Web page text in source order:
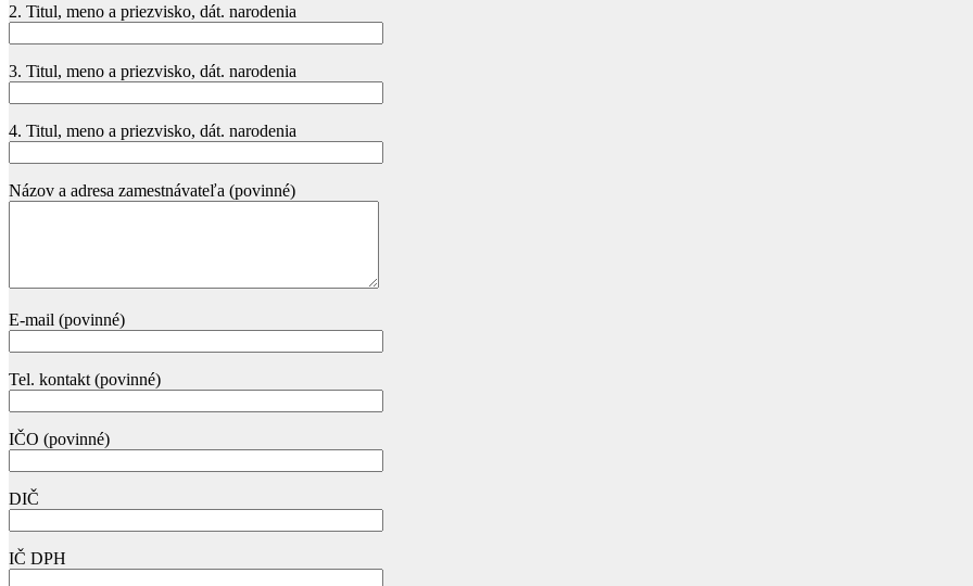
2. Titul, meno a priezvisko, dát. narodenia
3. Titul, meno a priezvisko, dát. narodenia
4. Titul, meno a priezvisko, dát. narodenia
Názov a adresa zamestnávateľa (povinné)
E-mail (povinné)
Tel. kontakt (povinné)
IČO (povinné)
DIČ
IČ DPH